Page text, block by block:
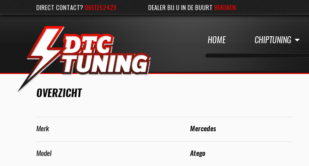
DIRECT CONTACT? 0651252429 DEALER BIJ U IN DE BUURT BEKIJKEN
HOME CHIPTUNING
OVERZICHT
Merk Mercedes
Model Atego